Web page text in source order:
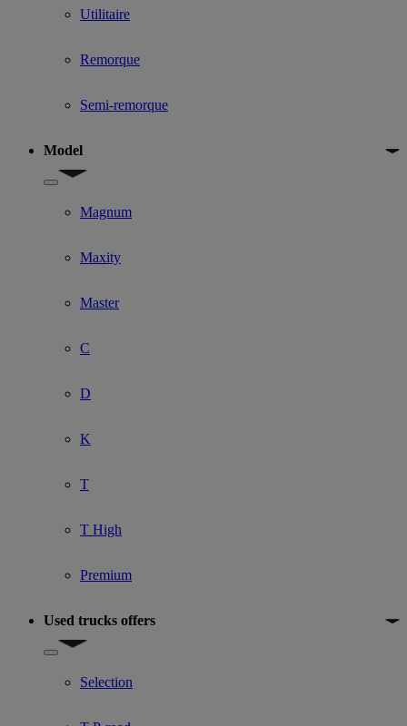
Utilitaire
Remorque
Semi-remorque
Model
Show submenu for Model
Magnum
Maxity
Master
C
D
K
T
T High
Premium
Used trucks offers
Show submenu for Used trucks offers
Selection